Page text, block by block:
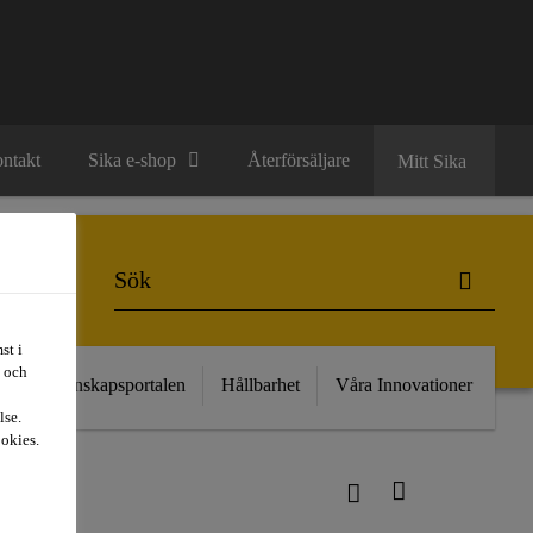
Sika e-shop Återförsäljare Mitt Sika
Kunskapsportalen Hållbarhet Våra Innovationer
i
och